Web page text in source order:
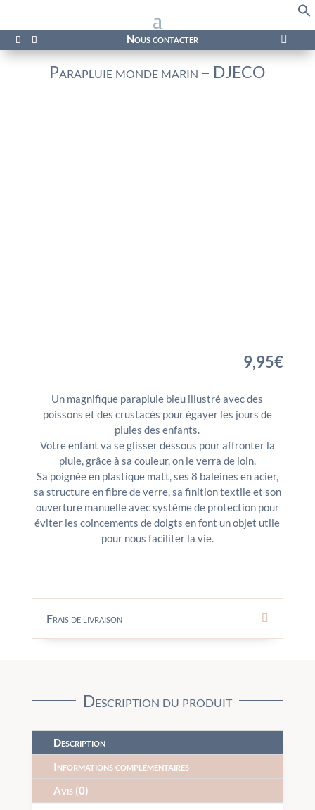
Nous contacter 
Parapluie monde marin – DJECO
9,95€
Un magnifique parapluie bleu illustré avec des
poissons et des crustacés pour égayer les jours de
pluies des enfants.
Votre enfant va se glisser dessous pour affronter la
pluie, grâce à sa couleur, on le verra de loin.
Sa poignée en plastique matt, ses 8 baleines en acier,
sa structure en fibre de verre, sa finition textile et son
ouverture manuelle avec système de protection pour
éviter les coincements de doigts en font un objet utile
pour nous faciliter la vie.
Frais de livraison
Description du produit
Description
Informations complémentaires
Avis (0)